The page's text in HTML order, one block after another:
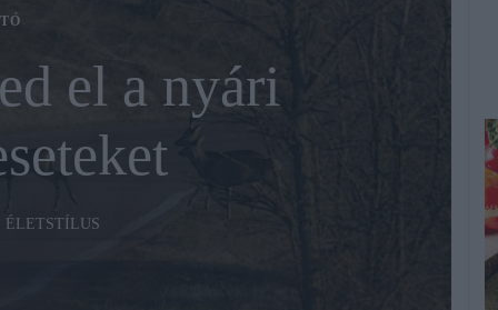
el a nyári
ÉLETSTÍLUS